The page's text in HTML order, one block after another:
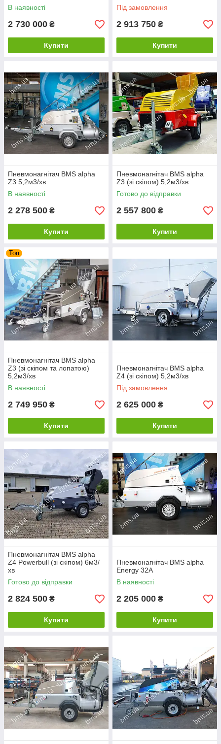
В наявності
2 730 000 ₴
Купити
Під замовлення
2 913 750 ₴
Купити
Пневмонагнітач BMS alpha
Z3 5,2м3/хв
В наявності
2 278 500 ₴
Купити
Пневмонагнітач BMS alpha
Z3 (зі скіпом) 5,2м3/хв
Готово до відправки
2 557 800 ₴
Купити
Топ
Пневмонагнітач BMS alpha
Z3 (зі скіпом та лопатою)
5,2м3/хв
В наявності
2 749 950 ₴
Купити
Пневмонагнітач BMS alpha
Z4 (зі скіпом) 5,2м3/хв
Під замовлення
2 625 000 ₴
Купити
Пневмонагнітач BMS alpha
Z4 Powerbull (зі скіпом) 6м3/
хв
Готово до відправки
2 824 500 ₴
Купити
Пневмонагнітач BMS alpha
Energy 32A
В наявності
2 205 000 ₴
Купити